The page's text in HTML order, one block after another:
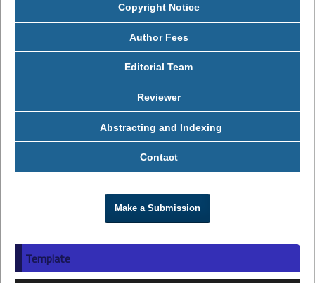
Copyright Notice
Author Fees
Editorial Team
Reviewer
Abstracting and Indexing
Contact
Make a Submission
Template